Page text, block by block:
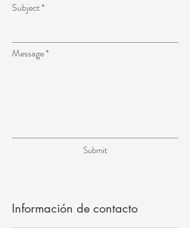
Subject
Message
Submit
Información de contacto